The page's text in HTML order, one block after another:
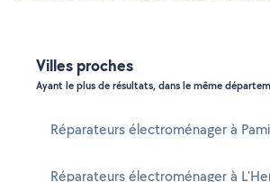
Villes proches
Ayant le plus de résultats, dans le même
Réparateurs électroménager à
Réparateurs électroménager à